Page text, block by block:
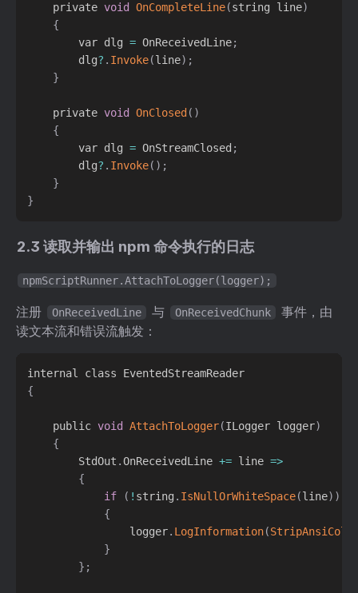
    private
void OnCompleteLine(string line)
{
        var dlg
= OnReceivedLine;
        dlg
? . Invoke(line) ;
}
    private
void OnClosed ( )
{
        var dlg
= OnStreamClosed ;
        dlg
? . Invoke( ) ;
}
}
2.3 读取并输出 npm 命令执行的日志
npmScriptRunner.AttachToLogger(logger);
注册 OnReceivedLine 与 OnReceivedChunk
事件，由
读文本流和错误流触发：
{
    public
void AttachToLogger(ILogger logger)
{
        StdOut
.OnReceivedLine += line =>
{
if
( ! string . IsNullOrWhiteSpace(line) )
{
                logger
. LogInformation(
}
} ;